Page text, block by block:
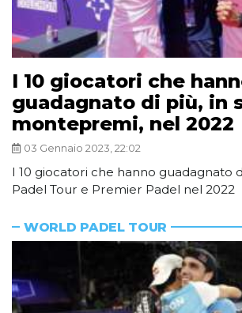
I 10 giocatori che
guadagnato di più, in
montepremi, nel 2022
03 Gennaio 2023, 22:02
I 10 giocatori che hanno guadagnato
Padel Tour e Premier Padel nel 2022
WORLD PADEL TOUR